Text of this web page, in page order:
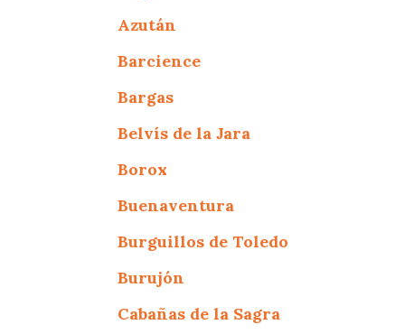
Azután
Barcience
Bargas
Belvís de la Jara
Borox
Buenaventura
Burguillos de Toledo
Burujón
Cabañas de la Sagra